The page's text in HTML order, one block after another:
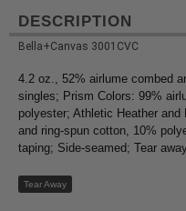
DESCRIPTION
Bella+Canvas 3001CVC
4.2 oz., 52% airlume combed
singles; Prism Colors: 99%
polyester; Athletic Heather
and ring-spun cotton, 10%
taping; Side-seamed; Tear
Tear Away